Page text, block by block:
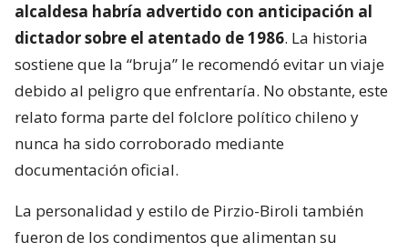
alcaldesa habría advertido con anticipación al
dictador sobre el atentado de 1986. La historia
sostiene que la “bruja” le recomendó evitar un viaje
debido al peligro que enfrentaría. No obstante, este
relato forma parte del folclore político chileno y
nunca ha sido corroborado mediante
documentación oficial.
La personalidad y estilo de Pirzio-Biroli también
fueron de los condimentos que alimentan su